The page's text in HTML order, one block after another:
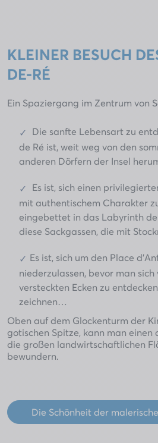
KLEINER BESUCH
DE-RÉ
Ein Spaziergang im Zentrum
Die sanfte Lebensart zu
de Ré ist, weit weg von den
anderen Dörfern der Insel
Es ist, sich einen
mit authentischem Charakter
eingebettet in das Labyrinth
diese Sackgassen, die mit
Es ist, sich um den Place
niederzulassen, bevor man
versteckten Ecken zu
zeichnen…
Oben auf dem Glockenturm der
gotischen Spitze, kann man
die großen landwirtschaftlichen
bewundern.
Die Schönheit der